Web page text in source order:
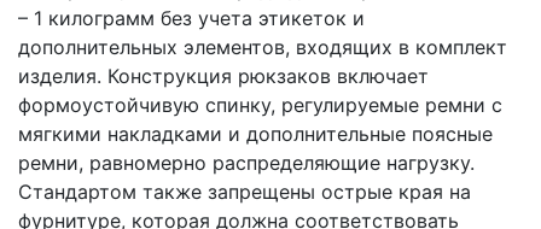
– 1 килограмм без учета этикеток и
дополнительных элементов, входящих в комплект
изделия. Конструкция рюкзаков включает
формоустойчивую спинку, регулируемые ремни с
мягкими накладками и дополнительные поясные
ремни, равномерно распределяющие нагрузку.
Стандартом также запрещены острые края на
фурнитуре, которая должна соответствовать